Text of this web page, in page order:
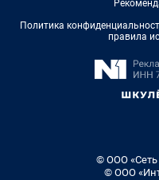
Политика
правила
© ООО «Сеть
© ООО